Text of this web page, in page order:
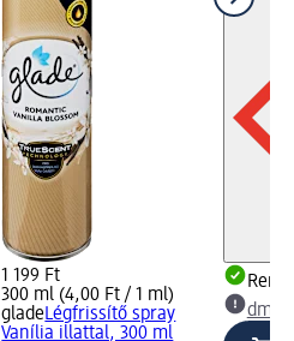
1 199 Ft
300 ml (4,00 Ft / 1 ml)
gladeLégfrissítő spray
Vanília illattal, 300 ml
dm